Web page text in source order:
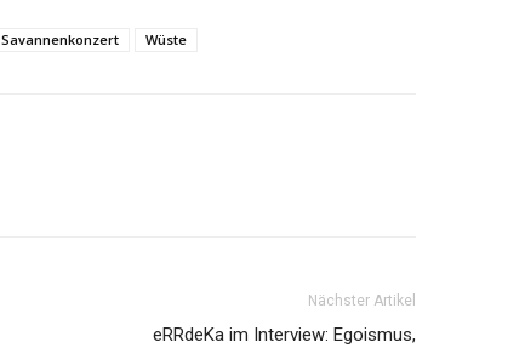
Savannenkonzert Wüste
Nächster Artikel
eRRdeKa im Interview: Egoismus,